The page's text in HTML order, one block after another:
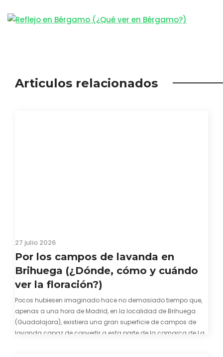
Articulos relacionados
27 julio 2026
Por los campos de lavanda en
Brihuega (¿Dónde, cómo y cuándo
ver la floración?)
Pocos hubiesen imaginado hace no demasiado tiempo que,
apenas a una hora de Madrid, en la localidad de Brihuega
(Guadalajara), existiera una gran superficie de campos de
lavanda capaz de convertir a esta parte de la comarca de La